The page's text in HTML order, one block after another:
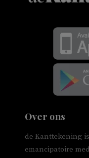
Over ons
de Kanttekening
emancipatoire